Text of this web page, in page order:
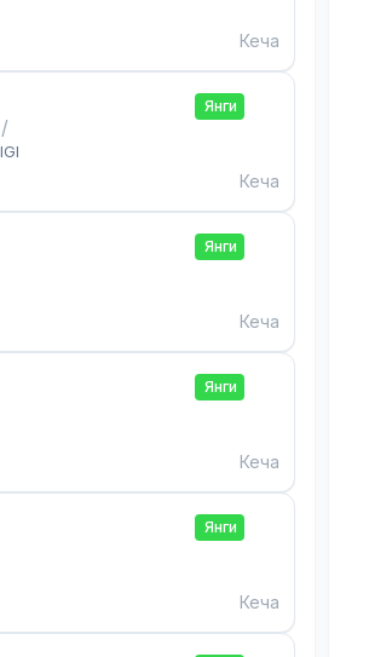
Кеча
/
Янги
Кеча
Янги
Кеча
Янги
Кеча
Янги
Кеча